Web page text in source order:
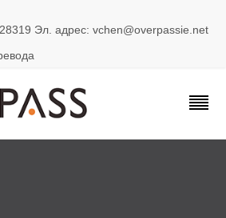
Эл. адрес: vchen@overpassie.net